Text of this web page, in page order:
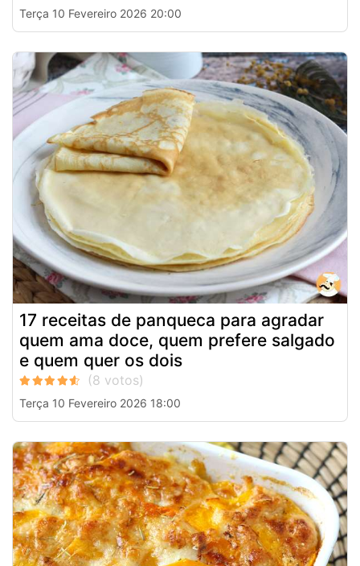
Terça 10 Fevereiro 2026 20:00
17 receitas de panqueca para agradar
quem ama doce, quem prefere salgado
e quem quer os dois
Terça 10 Fevereiro 2026 18:00